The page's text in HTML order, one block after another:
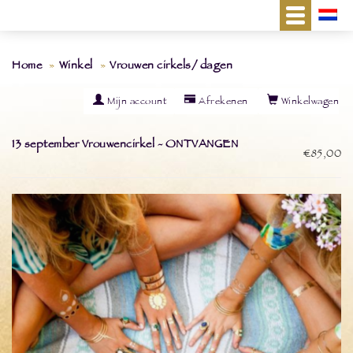
Home Winkel Vrouwen cirkels/ dagen
Winkelwagen
Afrekenen
Mijn account
€85,00
13 september Vrouwencirkel - ONTVANGEN